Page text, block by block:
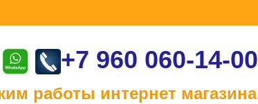
+7 960 060-14-00
интернет магазина